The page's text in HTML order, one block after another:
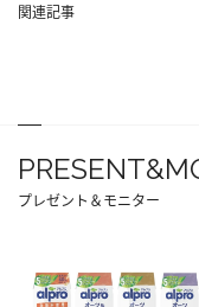
関連記事
プレゼント＆モニター